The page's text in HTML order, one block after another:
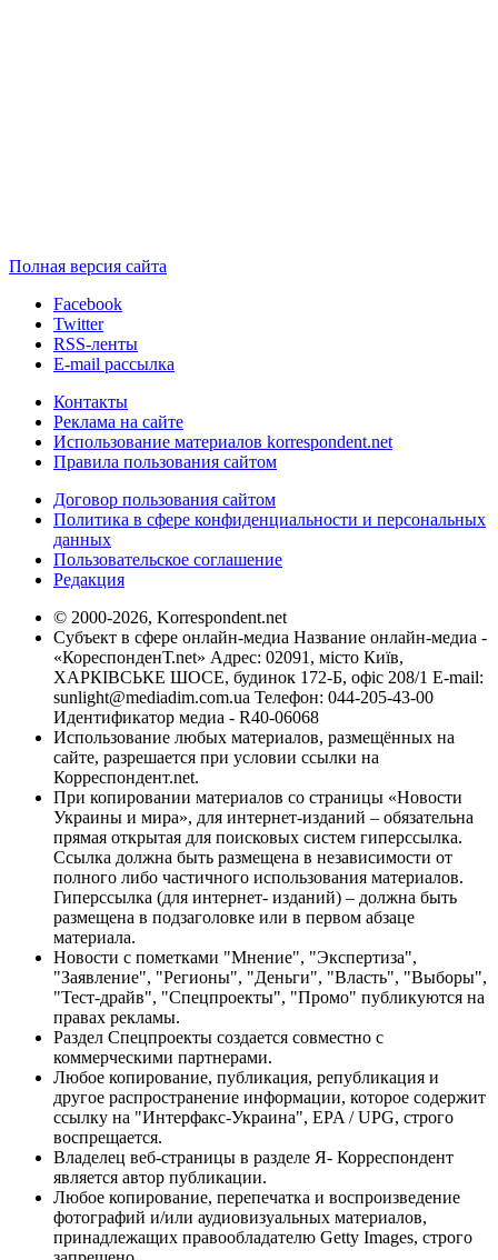
Полная версия сайта
Facebook
Twitter
RSS-ленты
E-mail рассылка
Контакты
Реклама на сайте
Использование материалов korrespondent.net
Правила пользования сайтом
Договор пользования сайтом
Политика в сфере конфиденциальности и персональных
данных
Пользовательское соглашение
Редакция
© 2000-2026, Korrespondent.net
Субъект в сфере онлайн-медиа Название онлайн-медиа -
«КореспонденТ.net» Адрес: 02091, місто Київ,
ХАРКІВСЬКЕ ШОСЕ, будинок 172-Б, офіс 208/1 E-mail:
sunlight@mediadim.com.ua Телефон: 044-205-43-00
Идентификатор медиа - R40-06068
Использование любых материалов, размещённых на
сайте, разрешается при условии ссылки на
Корреспондент.net.
При копировании материалов со страницы «Новости
Украины и мира», для интернет-изданий – обязательна
прямая открытая для поисковых систем гиперссылка.
Ссылка должна быть размещена в независимости от
полного либо частичного использования материалов.
Гиперссылка (для интернет- изданий) – должна быть
размещена в подзаголовке или в первом абзаце
материала.
Новости с пометками "Мнение", "Экспертиза",
"Заявление", "Регионы", "Деньги", "Власть", "Выборы",
"Тест-драйв", "Спецпроекты", "Промо" публикуются на
правах рекламы.
Раздел Спецпроекты создается совместно с
коммерческими партнерами.
Любое копирование, публикация, републикация и
другое распространение информации, которое содержит
ссылку на "Интерфакс-Украина", EPA / UPG, строго
воспрещается.
Владелец веб-страницы в разделе Я- Корреспондент
является автор публикации.
Любое копирование, перепечатка и воспроизведение
фотографий и/или аудиовизуальных материалов,
принадлежащих правообладателю Getty Images, строго